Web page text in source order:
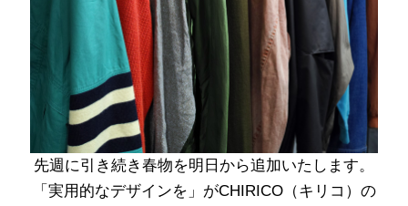
先週に引き続き春物を明日から追加いたします。
「実用的なデザインを」がCHIRICO（キリコ）の